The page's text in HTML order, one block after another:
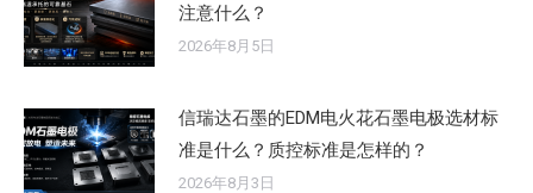
注意什么？
2026年8月5日
信瑞达石墨的EDM电火花石墨电极选材标
准是什么？质控标准是怎样的？
2026年8月3日